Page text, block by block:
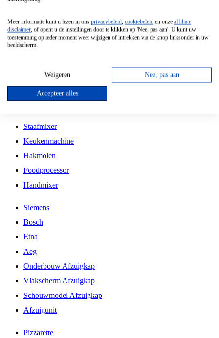
Vrijstaande Magnetron
Vrijstaande Kookplaat
Inbouw Gaskookplaat
Inbouw Keramische Kookplaat
Kookplaat Accessoires
Staafmixer
Keukenmachine
Hakmolen
Foodprocessor
Handmixer
Siemens
Bosch
Etna
Aeg
Onderbouw Afzuigkap
Vlakscherm Afzuigkap
Schouwmodel Afzuigkap
Afzuigunit
Pizzarette
Meer informatie kunt u lezen in ons privacybeleid, cookiebeleid en onze affiliate
disclaimer, of opent u de instellingen door te klikken op 'Nee, pas aan'. U kunt uw
toestemming op ieder moment weer wijzigen of intrekken via de knop linksonder in uw
beeldscherm.
Weigeren Nee, pas aan
Accepteer alles